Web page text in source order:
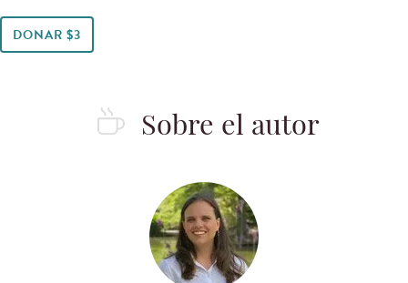
DONAR $3
Sobre el autor